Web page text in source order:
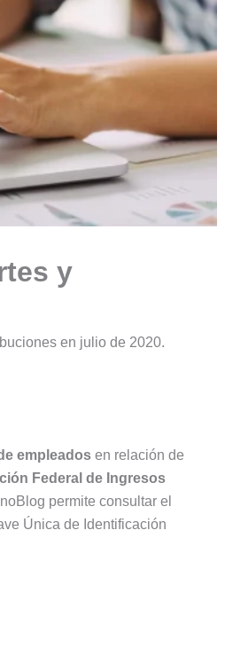
y
en julio de 2020.
empleados en relación de
Federal de Ingresos
permite consultar el
Única de Identificación